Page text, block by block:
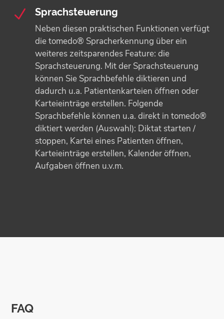
N Sprachsteuerung
Neben diesen praktischen Funktionen verfügt
die tomedo® Spracherkennung über ein
weiteres zeitsparendes Feature: die
Sprachsteuerung. Mit der Sprachsteuerung
können Sie Sprachbefehle diktieren und
dadurch u.a. Patientenkarteien öffnen oder
Karteieinträge erstellen. Folgende
Sprachbefehle können u.a. direkt in tomedo®
diktiert werden (Auswahl): Diktat starten /
stoppen, Kartei eines Patienten öffnen,
Karteieinträge erstellen, Kalender öffnen,
Aufgaben öffnen u.v.m.
FAQ